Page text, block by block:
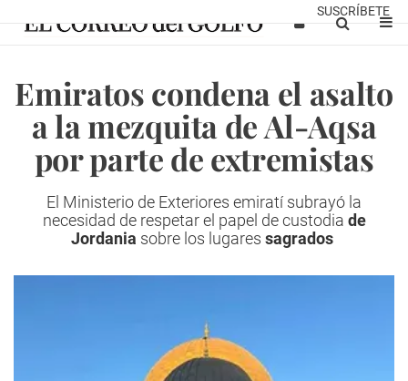
SUSCRÍBETE
Emiratos condena el asalto
a la mezquita de Al-Aqsa
por parte de extremistas
El Ministerio de Exteriores emiratí subrayó la
necesidad de respetar el papel de custodia de
Jordania sobre los lugares sagrados